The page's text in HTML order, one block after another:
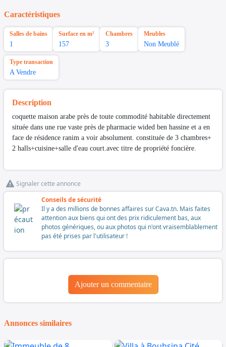
Caractéristiques
Salles de bains
1
Surface en m²
157
Chambres
3
Meubles
Non Meublé
Type transaction
A Vendre
Description
coquette maison arabe près de toute commodité habitable directement
située dans une rue vaste près de pharmacie wided ben hassine et a en
face de résidence ranim a voir absolument. constituée de 3 chambres+
2 halls+cuisine+salle d'eau court.avec titre de propriété foncière.
Signaler cette annonce
Conseils de sécurité
Il y a des millions de bonnes affaires sur Cava.tn. Mais faites
attention aux biens qui ont des prix ridiculement bas, aux
photos génériques, ou aux photos qui n'ont vraisemblablement
pas été prises par l'utilisateur !
Ajouter un commentaire
Annonces similaires